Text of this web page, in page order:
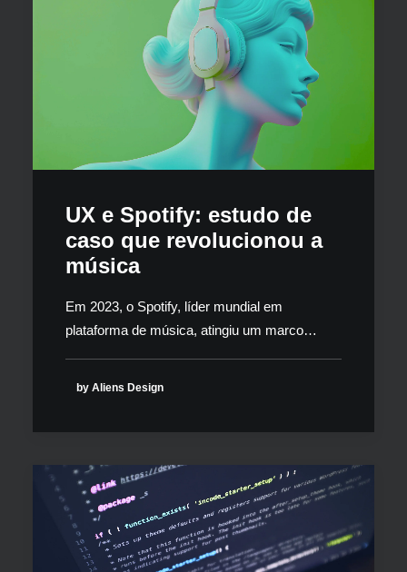
UX e Spotify: estudo de
caso que revolucionou a
música
Em 2023, o Spotify, líder mundial em
plataforma de música, atingiu um marco…
by Aliens Design